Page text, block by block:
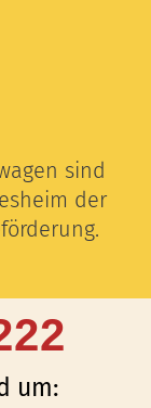
sind
der
um: